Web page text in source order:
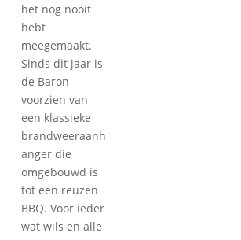
het nog nooit
hebt
meegemaakt.
Sinds dit jaar is
de Baron
voorzien van
een klassieke
brandweeraanh
anger die
omgebouwd is
tot een reuzen
BBQ. Voor ieder
wat wils en alle